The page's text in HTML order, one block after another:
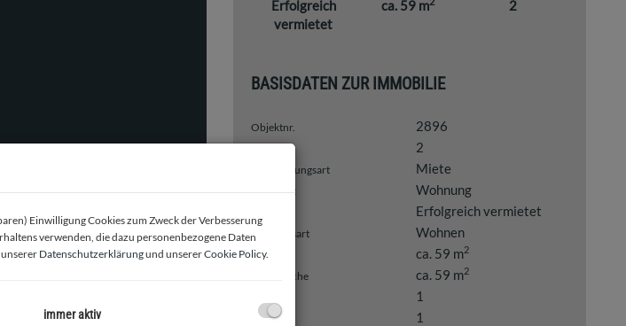
Erfolgreich
vermietet
ca. 59 m 2
BASISDATEN ZUR IMMOBILIE
Objektnr. 2896
2
Vermarktungsart Miete
Objektart Wohnung
Erfolgreich vermietet
Nutzungsart Wohnen
Fläche ca. 59 m2
Wohnfläche ca. 59 m2
1
WC 1
Einwilligung Cookies zum Zweck der Verbesserung
verwenden, die dazu personenbezogene Daten
Datenschutzerklärungund unsererCookie Policy.
immer aktiv